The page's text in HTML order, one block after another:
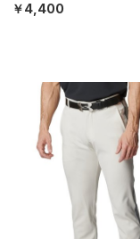
￥4,400